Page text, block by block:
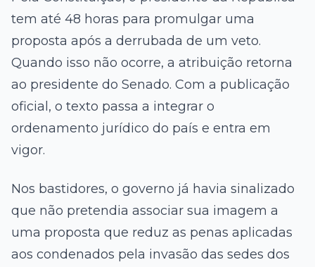
tem até 48 horas para promulgar uma
proposta após a derrubada de um veto.
Quando isso não ocorre, a atribuição retorna
ao presidente do Senado. Com a publicação
oficial, o texto passa a integrar o
ordenamento jurídico do país e entra em
vigor.
Nos bastidores, o governo já havia sinalizado
que não pretendia associar sua imagem a
uma proposta que reduz as penas aplicadas
aos condenados pela invasão das sedes dos